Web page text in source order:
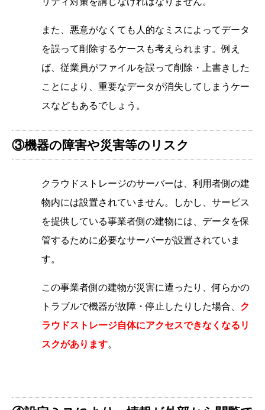
また、悪意がなくても人的なミスによってデータ
を誤って削除するケースも考えられます。例え
ば、従業員がファイルを誤って削除・上書きした
ことにより、重要なデータが消失してしまうケー
スなどもあるでしょう。
③機器の障害や災害等のリスク
クラウドストレージのサーバーは、利用者側の建
物内には設置されていません。しかし、サービス
を提供している事業者側の建物には、データを保
管するために必要なサーバーが設置されていま
す。
この事業者側の建物が災害に遭ったり、何らかの
トラブルで機器が故障・停止したりした場合、 ク
ラウドストレージ自体にアクセスできなくなるリ
スクがあります。